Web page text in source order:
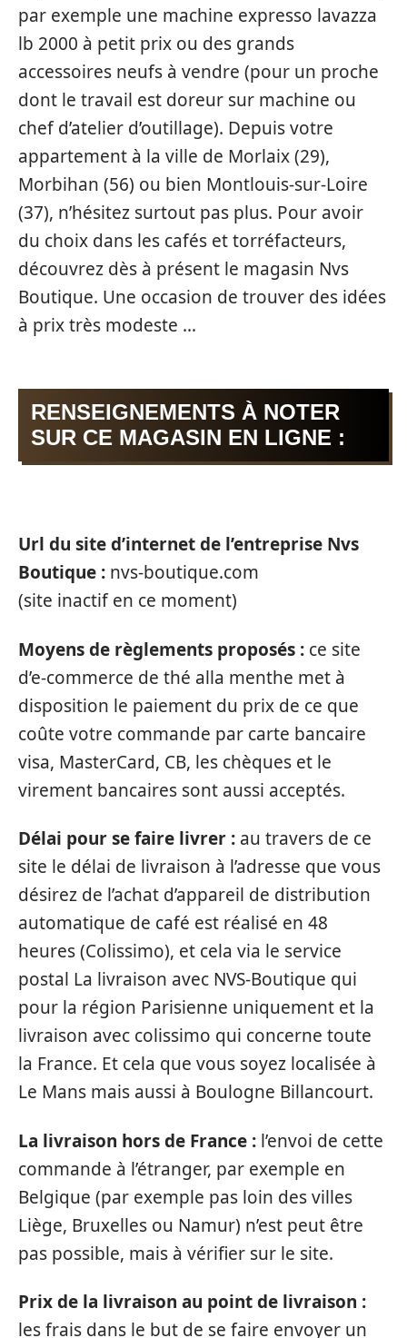
par exemple une machine expresso lavazza
lb 2000 à petit prix ou des grands
accessoires neufs à vendre (pour un proche
dont le travail est doreur sur machine ou
chef d’atelier d’outillage). Depuis votre
appartement à la ville de Morlaix (29),
Morbihan (56) ou bien Montlouis-sur-Loire
(37), n’hésitez surtout pas plus. Pour avoir
du choix dans les cafés et torréfacteurs,
découvrez dès à présent le magasin Nvs
Boutique. Une occasion de trouver des idées
à prix très modeste …
RENSEIGNEMENTS À NOTER
SUR CE MAGASIN EN LIGNE :
Url du site d’internet de l’entreprise Nvs
Boutique : nvs-boutique.com
(site inactif en ce moment)
Moyens de règlements proposés : ce site
d’e-commerce de thé alla menthe met à
disposition le paiement du prix de ce que
coûte votre commande par carte bancaire
visa, MasterCard, CB, les chèques et le
virement bancaires sont aussi acceptés.
Délai pour se faire livrer : au travers de ce
site le délai de livraison à l’adresse que vous
désirez de l’achat d’appareil de distribution
automatique de café est réalisé en 48
heures (Colissimo), et cela via le service
postal La livraison avec NVS-Boutique qui
pour la région Parisienne uniquement et la
livraison avec colissimo qui concerne toute
la France. Et cela que vous soyez localisée à
Le Mans mais aussi à Boulogne Billancourt.
La livraison hors de France : l’envoi de cette
commande à l’étranger, par exemple en
Belgique (par exemple pas loin des villes
Liège, Bruxelles ou Namur) n’est peut être
pas possible, mais à vérifier sur le site.
Prix de la livraison au point de livraison :
les frais dans le but de se faire envoyer un